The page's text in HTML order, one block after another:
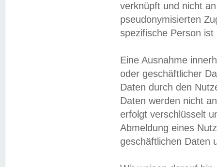
verknüpft und nicht
pseudonymisierten
spezifische Person
Eine Ausnahme
oder geschäftlicher
Daten durch den
Daten werden nicht
erfolgt verschlüsselt
Abmeldung eines
geschäftlichen Daten